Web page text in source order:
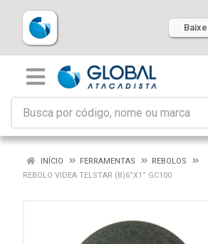
INÍCIO FERRAMENTAS
REBOLOS
REBOLO VIDEA TELSTAR (B)6”X1” GC100